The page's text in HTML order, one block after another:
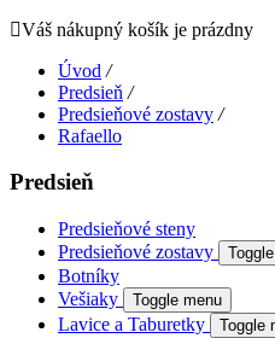
Váš nákupný košík je prázdny
Úvod /
Predsieň /
Predsieňové zostavy /
Rafaello
Predsieň
Predsieňové steny
Predsieňové zostavy
Botníky
Vešiaky
Toggle menu
Lavice a Taburetky Toggle